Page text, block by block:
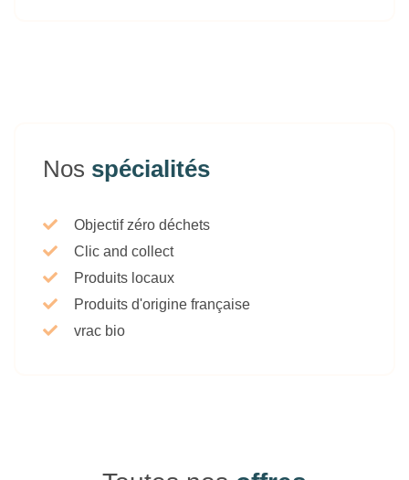
Nos spécialités
Objectif zéro déchets
Clic and collect
Produits locaux
Produits d'origine française
vrac bio